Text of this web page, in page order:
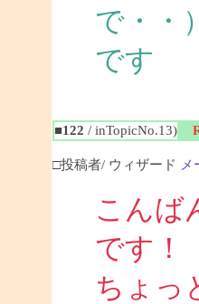
で・・
です
■122 / inTopicNo.13)
□投稿者/ ウィザード メ
こんば
です！
ちょっ